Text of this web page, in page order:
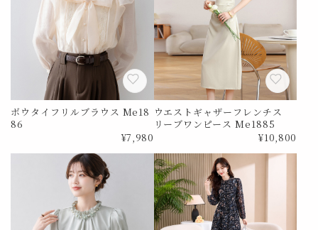
ボウタイフリルブラウス Me18
86
¥7,980
ウエストギャザーフレンチス
リーブワンピース Me1885
¥10,800